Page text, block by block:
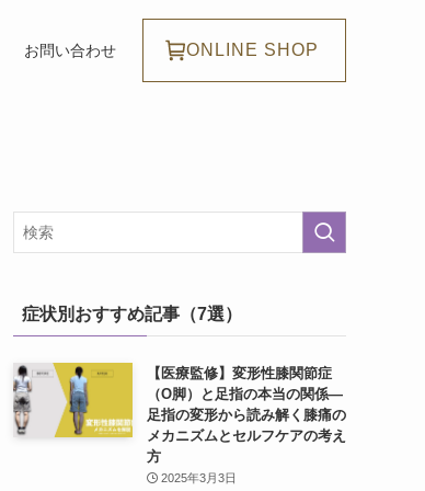
お問い合わせ ONLINE SHOP
症状別おすすめ記事（7選）
【医療監修】変形性膝関節症
（O脚）と足指の本当の関係―
足指の変形から読み解く膝痛の
メカニズムとセルフケアの考え
方
2025年3月3日